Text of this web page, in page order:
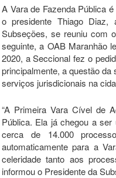
A Vara de Fazenda Pública
o presidente Thiago Diaz,
Subseções, se reuniu com
seguinte, a OAB Maranhão
2020, a Seccional fez o
principalmente, a questão
serviços jurisdicionais na
“A Primeira Vara Cível de
Pública. Ela já chegou a
cerca de 14.000
automaticamente para a
celeridade tanto aos
informou o Presidente da